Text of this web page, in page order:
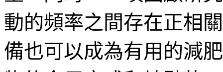
動的頻率之間存在正相
備也可以成為有用的減